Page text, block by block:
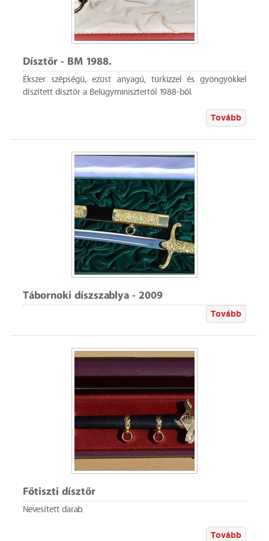
Dísztőr - BM 1988.
Ékszer szépségű, ezüst anyagú, türkizzel és gyöngyökkel
díszített dísztőr a Belügyminisztertől 1988-ból.
Tovább
Tábornoki díszszablya - 2009
Tovább
Főtiszti dísztőr
Nevesített darab.
Tovább